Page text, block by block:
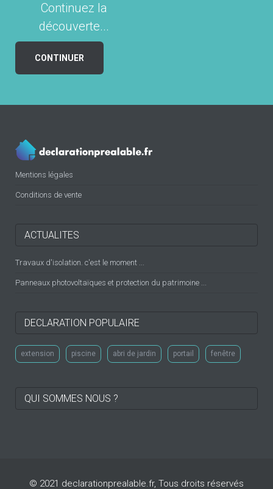
Continuez la
découverte...
CONTINUER
Mentions légales
Conditions de vente
ACTUALITES
Travaux d'isolation. c'est le moment ...
Panneaux photovoltaïques et protection du patrimoine ...
DECLARATION POPULAIRE
extension piscine abri de jardin portail fenêtre
QUI SOMMES NOUS ?
© 2021 declarationprealable.fr, Tous droits réservés